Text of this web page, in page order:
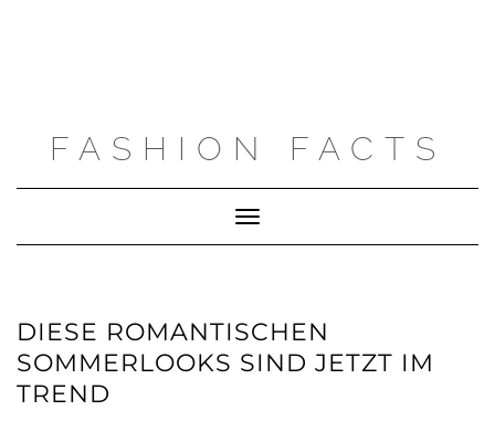
FASHION FACTS
Toggle
Navigation
DIESE ROMANTISCHEN
SOMMERLOOKS SIND JETZT IM
TREND